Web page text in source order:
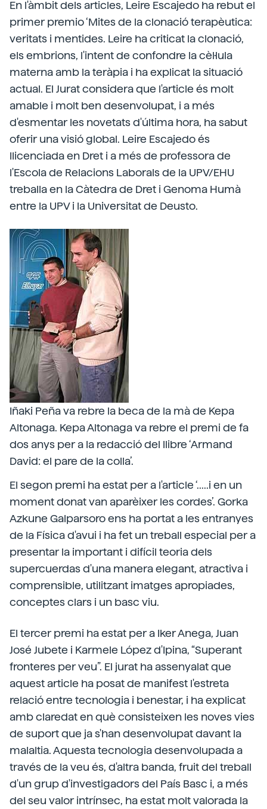
En l'àmbit dels articles, Leire Escajedo ha rebut el
primer premio ‘Mites de la clonació terapèutica:
veritats i mentides. Leire ha criticat la clonació,
els embrions, l'intent de confondre la cèl·lula
materna amb la teràpia i ha explicat la situació
actual. El Jurat considera que l'article és molt
amable i molt ben desenvolupat, i a més
d'esmentar les novetats d'última hora, ha sabut
oferir una visió global. Leire Escajedo és
llicenciada en Dret i a més de professora de
l'Escola de Relacions Laborals de la UPV/EHU
treballa en la Càtedra de Dret i Genoma Humà
entre la UPV i la Universitat de Deusto.
Iñaki Peña va rebre la beca de la mà de Kepa
Altonaga. Kepa Altonaga va rebre el premi de fa
dos anys per a la redacció del llibre ‘Armand
David: el pare de la colla’.
El segon premi ha estat per a l'article ‘.....i en un
moment donat van aparèixer les cordes’. Gorka
Azkune Galparsoro ens ha portat a les entranyes
de la Física d'avui i ha fet un treball especial per a
presentar la important i difícil teoria dels
supercuerdas d'una manera elegant, atractiva i
comprensible, utilitzant imatges apropiades,
conceptes clars i un basc viu.
El tercer premi ha estat per a Iker Anega, Juan
José Jubete i Karmele López d'Ipina, “Superant
fronteres per veu”. El jurat ha assenyalat que
aquest article ha posat de manifest l'estreta
relació entre tecnologia i benestar, i ha explicat
amb claredat en què consisteixen les noves vies
de suport que ja s'han desenvolupat davant la
malaltia. Aquesta tecnologia desenvolupada a
través de la veu és, d'altra banda, fruit del treball
d'un grup d'investigadors del País Basc i, a més
del seu valor intrínsec, ha estat molt valorada la